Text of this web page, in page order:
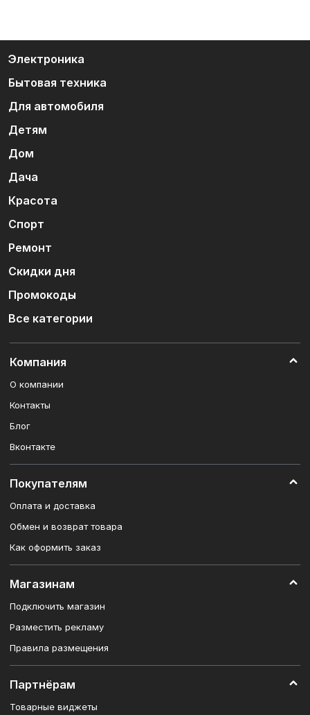
Электроника
Бытовая техника
Для автомобиля
Детям
Дом
Дача
Красота
Спорт
Ремонт
Скидки дня
Промокоды
Все категории
Компания
О компании
Контакты
Блог
Вконтакте
Покупателям
Оплата и доставка
Обмен и возврат товара
Как оформить заказ
Магазинам
Подключить магазин
Разместить рекламу
Правила размещения
Партнёрам
Товарные виджеты